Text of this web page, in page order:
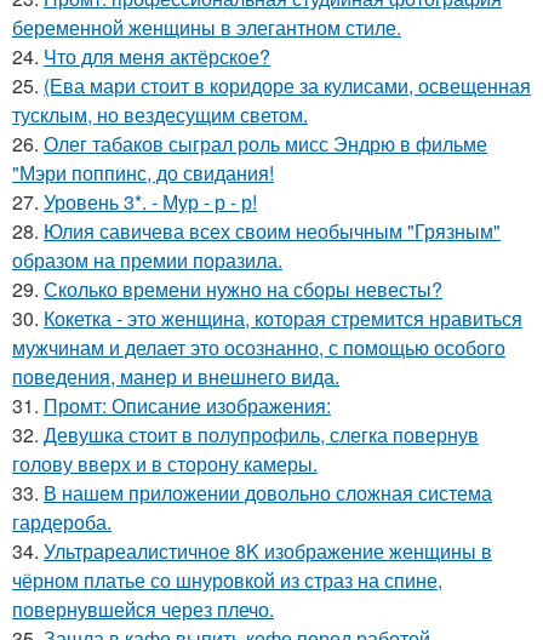
беременной женщины в элегантном стиле.
24. Что для меня актёрское?
25. (Ева мари стоит в коридоре за кулисами, освещенная
тусклым, но вездесущим светом.
26. Олег табаков сыграл роль мисс Эндрю в фильме
"Мэри поппинс, до свидания!
27. Уровень 3*. - Мур - р - р!
28. Юлия савичева всех своим необычным "Грязным"
образом на премии поразила.
29. Сколько времени нужно на сборы невесты?
30. Кокетка - это женщина, которая стремится нравиться
мужчинам и делает это осознанно, с помощью особого
поведения, манер и внешнего вида.
31. Промт: Описание изображения:
32. Девушка стоит в полупрофиль, слегка повернув
голову вверх и в сторону камеры.
33. В нашем приложении довольно сложная система
гардероба.
34. Ультрареалистичное 8K изображение женщины в
чёрном платье со шнуровкой из страз на спине,
повернувшейся через плечо.